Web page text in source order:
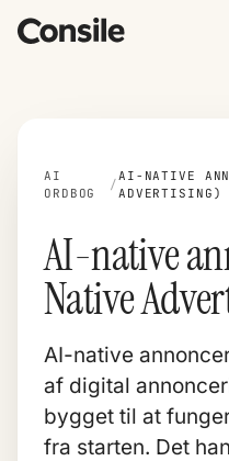
AI
ORDBOG
/
AI-NATIVE
ADVERTISING)
AI-native
Native
AI-native
af digital
bygget til at
fra starten. Det